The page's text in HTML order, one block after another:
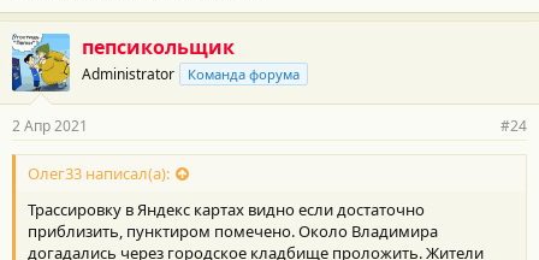
пепсикольщик
Administrator Команда форума
2 Апр 2021 #24
Олег33 написал(а):
Трассировку в Яндекс картах видно если достаточно
приблизить, пунктиром помечено. Около Владимира
догадались через городское кладбище проложить. Жители